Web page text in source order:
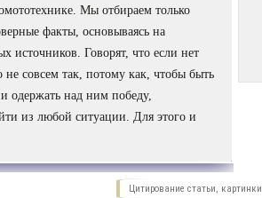
Мы отбираем только
факты, основываясь на
источников. Говорят, что если нет
совсем так, потому как, чтобы быть
одержать над ним победу,
из любой ситуации. Для этого и
Цитирование статьи,